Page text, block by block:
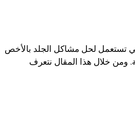
تستعمل لحل مشاكل الجلد بالأخص
ومن خلال هذا المقال نتعرف